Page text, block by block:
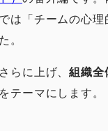
は「チームの心理
。
らに上げ、組織全
テーマにします。